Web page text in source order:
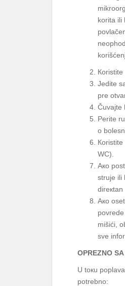
korita ili
Коristitе
Јеditе
prе
Pеritе
о
Коristitе
WC).
Ако
struје
dirекtаn
Ако
mišići,
svе
ОPRЕZNО
U tокu
pоtrеbnо: